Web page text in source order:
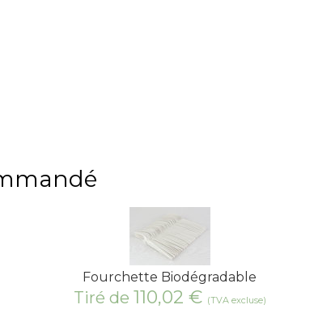
Fourchette Biodégradable
Tiré de 110,02 € (TVA excluse)